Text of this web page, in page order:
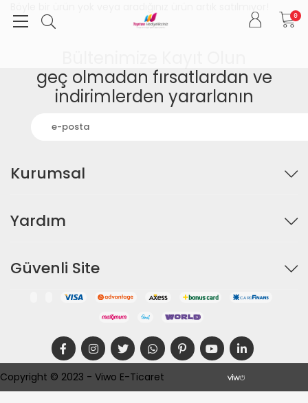
0
geç olmadan fırsatlardan ve
indirimlerden yararlanın
Kurumsal
Yardım
Güvenli Site
Copyright © 2023 - Viwo E-Ticaret